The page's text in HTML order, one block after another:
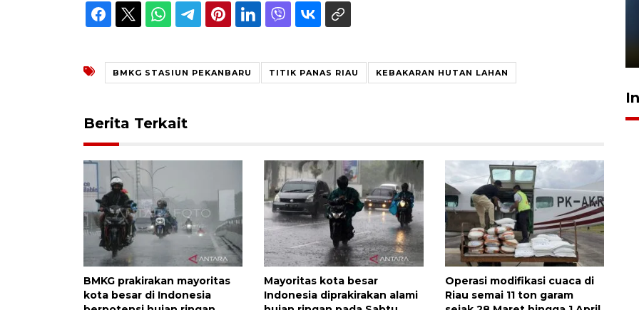
BMKG STASIUN PEKANBARU TITIK PANAS RIAU KEBAKARAN HUTAN LAHAN
Berita Terkait
BMKG prakirakan mayoritas
kota besar di Indonesia
Mayoritas kota besar
Indonesia diprakirakan alami
Operasi modifikasi cuaca di
Riau semai 11 ton garam